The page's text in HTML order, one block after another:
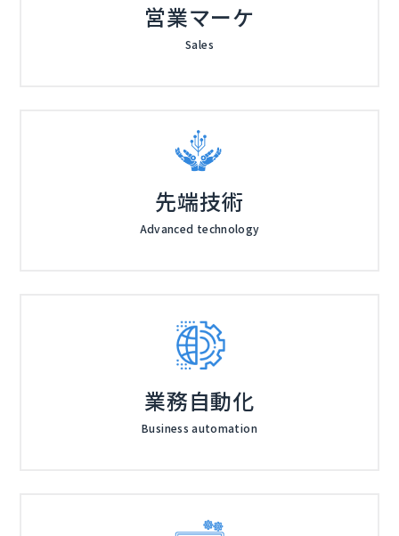
営業マーケ
Sales
先端技術
Advanced technology
業務自動化
Business automation